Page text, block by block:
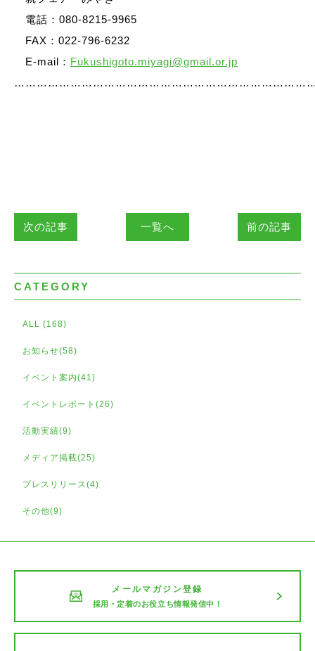
電話：080-8215-9965
FAX：022-796-6232
E-mail： Fukushigoto.miyagi@gmail.or.jp
一覧へ
次の記事 前の記事
CATEGORY
ALL (168)
お知らせ(58)
イベント案内(41)
イベントレポート(26)
活動実績(9)
メディア掲載(25)
プレスリリース(4)
その他(9)
メールマガジン登録
採用・定着のお役立ち情報発信中！